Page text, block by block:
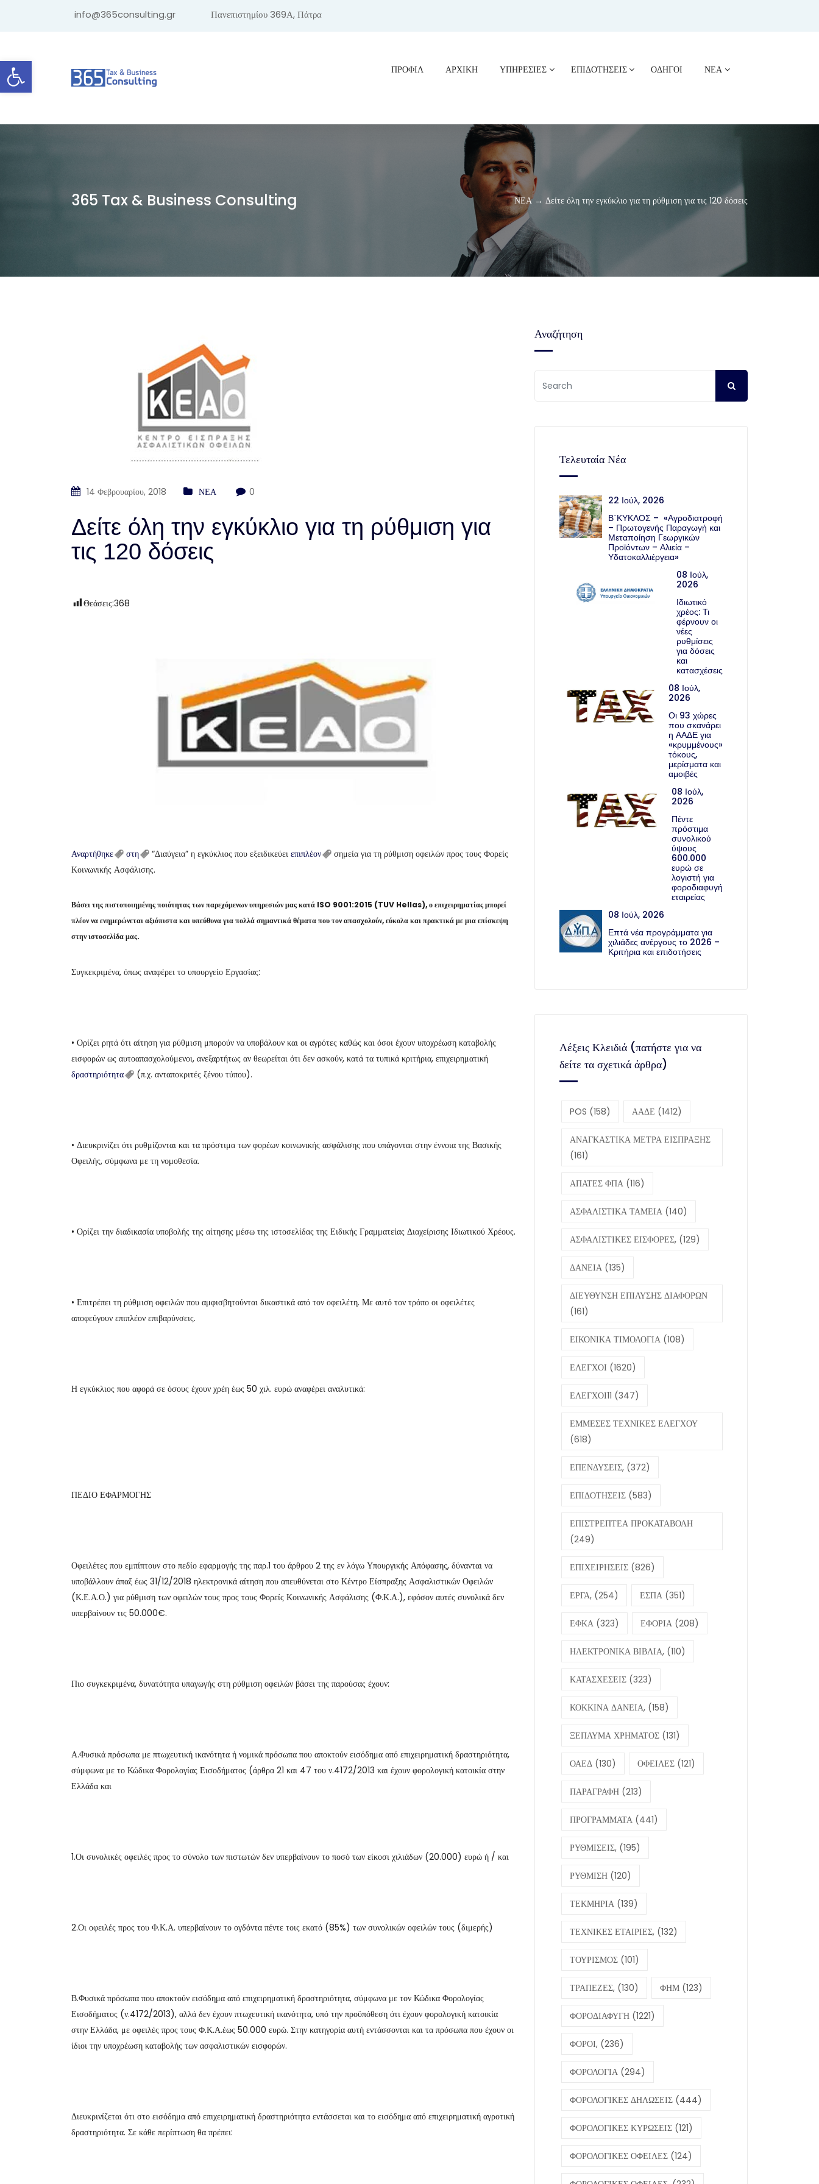
Ανοίξτε τη γραμμή εργαλείων
info@365consulting.gr Πανεπιστημίου 369Α, Πάτρα
ΠΡΟΦΊΛ ΑΡΧΙΚΗ ΥΠΗΡΕΣΙΕΣ ΕΠΙΔΟΤΗΣΕΙΣ ΟΔΗΓΟΙ ΝΕΑ
365 Tax & Business Consulting ΝΕΑ → Δείτε όλη την εγκύκλιο για τη ρύθμιση για τις 120 δόσεις
14 Φεβρουαρίου, 2018 ΝΕΑ 0
Δείτε όλη την εγκύκλιο για τη ρύθμιση για
τις 120 δόσεις
Θεάσεις:368
Αναρτήθηκε στη “Διαύγεια” η εγκύκλιος που εξειδικεύει επιπλέον
σημεία για τη ρύθμιση οφειλών προς τους Φορείς
Κοινωνικής Ασφάλισης.
Βάσει της πιστοποιημένης ποιότητας των παρεχόμενων υπηρεσιών μας κατά ISO 9001:2015 (TUV Hellas), ο επιχειρηματίας μπορεί
πλέον να ενημερώνεται αξιόπιστα και υπεύθυνα για πολλά σημαντικά θέματα που τον απασχολούν, εύκολα και πρακτικά με μια επίσκεψη
στην ιστοσελίδα μας.
Συγκεκριμένα, όπως αναφέρει το υπουργείο Εργασίας:
• Ορίζει ρητά ότι αίτηση για ρύθμιση μπορούν να υποβάλουν και οι αγρότες καθώς και όσοι έχουν υποχρέωση καταβολής
εισφορών ως αυτοαπασχολούμενοι, ανεξαρτήτως αν θεωρείται ότι δεν ασκούν, κατά τα τυπικά κριτήρια, επιχειρηματική
δραστηριότητα
(π.χ. ανταποκριτές ξένου τύπου).
• Διευκρινίζει ότι ρυθμίζονται και τα πρόστιμα των φορέων κοινωνικής ασφάλισης που υπάγονται στην έννοια της Βασικής
Οφειλής, σύμφωνα με τη νομοθεσία.
• Ορίζει την διαδικασία υποβολής της αίτησης μέσω της ιστοσελίδας της Ειδικής Γραμματείας Διαχείρισης Ιδιωτικού Χρέους.
• Επιτρέπει τη ρύθμιση οφειλών που αμφισβητούνται δικαστικά από τον οφειλέτη. Με αυτό τον τρόπο οι οφειλέτες
αποφεύγουν επιπλέον επιβαρύνσεις.
Η εγκύκλιος που αφορά σε όσους έχουν χρέη έως 50 χιλ. ευρώ αναφέρει αναλυτικά:
ΠΕΔΙΟ ΕΦΑΡΜΟΓΗΣ
Οφειλέτες που εμπίπτουν στο πεδίο εφαρμογής της παρ.1 του άρθρου 2 της εν λόγω Υπουργικής Απόφασης, δύνανται να
υποβάλλουν άπαξ έως 31/12/2018 ηλεκτρονικά αίτηση που απευθύνεται στο Κέντρο Είσπραξης Ασφαλιστικών Οφειλών
(Κ.Ε.Α.Ο.) για ρύθμιση των οφειλών τους προς τους Φορείς Κοινωνικής Ασφάλισης (Φ.Κ.Α.), εφόσον αυτές συνολικά δεν
υπερβαίνουν τις 50.000€.
Πιο συγκεκριμένα, δυνατότητα υπαγωγής στη ρύθμιση οφειλών βάσει της παρούσας έχουν:
Α.Φυσικά πρόσωπα με πτωχευτική ικανότητα ή νομικά πρόσωπα που αποκτούν εισόδημα από επιχειρηματική δραστηριότητα,
σύμφωνα με το Κώδικα Φορολογίας Εισοδήματος (άρθρα 21 και 47 του ν.4172/2013 και έχουν φορολογική κατοικία στην
Ελλάδα και
1.Οι συνολικές οφειλές προς το σύνολο των πιστωτών δεν υπερβαίνουν το ποσό των είκοσι χιλιάδων (20.000) ευρώ ή / και
2.Οι οφειλές προς του Φ.Κ.Α. υπερβαίνουν το ογδόντα πέντε τοις εκατό (85%) των συνολικών οφειλών τους (διμερής)
Β.Φυσικά πρόσωπα που αποκτούν εισόδημα από επιχειρηματική δραστηριότητα, σύμφωνα με τον Κώδικα Φορολογίας
Εισοδήματος (ν.4172/2013), αλλά δεν έχουν πτωχευτική ικανότητα, υπό την προϋπόθεση ότι έχουν φορολογική κατοικία
στην Ελλάδα, με οφειλές προς τους Φ.Κ.Α.έως 50.000 ευρώ. Στην κατηγορία αυτή εντάσσονται και τα πρόσωπα που έχουν οι
ίδιοι την υποχρέωση καταβολής των ασφαλιστικών εισφορών.
Διευκρινίζεται ότι στο εισόδημα από επιχειρηματική δραστηριότητα εντάσσεται και το εισόδημα από επιχειρηματική αγροτική
δραστηριότητα. Σε κάθε περίπτωση θα πρέπει:
Αναζήτηση
Τελευταία Νέα
22 Ιούλ, 2026
Β΄ΚΥΚΛΟΣ – «Αγροδιατροφή
– Πρωτογενής Παραγωγή και
Μεταποίηση Γεωργικών
Προϊόντων – Αλιεία –
Υδατοκαλλιέργεια»
08 Ιούλ,
2026
Ιδιωτικό
χρέος: Τι
φέρνουν οι
νέες
ρυθμίσεις
για δόσεις
και
κατασχέσεις
08 Ιούλ,
2026
Οι 93 χώρες
που σκανάρει
η ΑΑΔΕ για
«κρυμμένους»
τόκους,
μερίσματα και
αμοιβές
08 Ιούλ,
2026
Πέντε
πρόστιμα
συνολικού
ύψους
600.000
ευρώ σε
λογιστή για
φοροδιαφυγή
εταιρείας
08 Ιούλ, 2026
Επτά νέα προγράμματα για
χιλιάδες ανέργους το 2026 –
Κριτήρια και επιδοτήσεις
Λέξεις Κλειδιά (πατήστε για να
δείτε τα σχετικά άρθρα)
POS (158) ΑΑΔΕ (1412)
ΑΝΑΓΚΑΣΤΙΚΑ ΜΕΤΡΑ ΕΙΣΠΡΑΞΗΣ
(161)
ΑΠΑΤΕΣ ΦΠΑ (116)
ΑΣΦΑΛΙΣΤΙΚΑ ΤΑΜΕΙΑ (140)
ΑΣΦΑΛΙΣΤΙΚΕΣ ΕΙΣΦΟΡΕΣ, (129)
ΔΑΝΕΙΑ (135)
ΔΙΕΥΘΥΝΣΗ ΕΠΙΛΥΣΗΣ ΔΙΑΦΟΡΩΝ
(161)
ΕΙΚΟΝΙΚΑ ΤΙΜΟΛΟΓΙΑ (108)
ΕΛΕΓΧΟΙ (1620)
ΕΛΕΓΧΟΙ11 (347)
ΕΜΜΕΣΕΣ ΤΕΧΝΙΚΕΣ ΕΛΕΓΧΟΥ
(618)
ΕΠΕΝΔΥΣΕΙΣ, (372)
ΕΠΙΔΟΤΗΣΕΙΣ (583)
ΕΠΙΣΤΡΕΠΤΕΑ ΠΡΟΚΑΤΑΒΟΛΗ
(249)
ΕΠΙΧΕΙΡΗΣΕΙΣ (826)
ΕΡΓΑ, (254) ΕΣΠΑ (351)
ΕΦΚΑ (323) ΕΦΟΡΙΑ (208)
ΗΛΕΚΤΡΟΝΙΚΑ ΒΙΒΛΙΑ, (110)
ΚΑΤΑΣΧΕΣΕΙΣ (323)
ΚΟΚΚΙΝΑ ΔΑΝΕΙΑ, (158)
ΞΕΠΛΥΜΑ ΧΡΗΜΑΤΟΣ (131)
ΟΑΕΔ (130) ΟΦΕΙΛΕΣ (121)
ΠΑΡΑΓΡΑΦΗ (213)
ΠΡΟΓΡΑΜΜΑΤΑ (441)
ΡΥΘΜΙΣΕΙΣ, (195)
ΡΥΘΜΙΣΗ (120)
ΤΕΚΜΗΡΙΑ (139)
ΤΕΧΝΙΚΕΣ ΕΤΑΙΡΙΕΣ, (132)
ΤΟΥΡΙΣΜΟΣ (101)
ΤΡΑΠΕΖΕΣ, (130) ΦΗΜ (123)
ΦΟΡΟΔΙΑΦΥΓΗ (1221)
ΦΟΡΟΙ, (236)
ΦΟΡΟΛΟΓΙΑ (294)
ΦΟΡΟΛΟΓΙΚΕΣ ΔΗΛΩΣΕΙΣ (444)
ΦΟΡΟΛΟΓΙΚΕΣ ΚΥΡΩΣΕΙΣ (121)
ΦΟΡΟΛΟΓΙΚΕΣ ΟΦΕΙΛΕΣ (124)